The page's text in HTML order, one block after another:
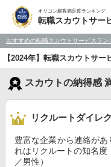
オリコン顧客満足度ランキング
転職スカウトサー
おすすめの転職スカウトサービスラン
【2024年】転職スカウトサ
スカウトの納得感
リクルートダイレ
豊富な企業から連絡が
れはリクルートの知名
／男性）